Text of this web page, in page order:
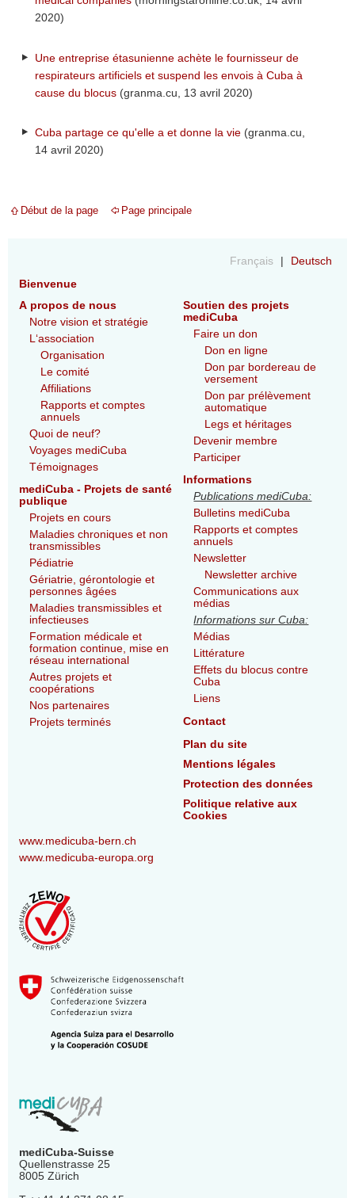
2020)
Une entreprise étasunienne achète le fournisseur de
respirateurs artificiels et suspend les envois à Cuba à
cause du blocus (granma.cu, 13 avril 2020)
Cuba partage ce qu'elle a et donne la vie (granma.cu,
14 avril 2020)
Début de la page Page principale
Français
Deutsch
Bienvenue
A propos de nous
Notre vision et stratégie
L‘association
Organisation
Le comité
Affiliations
Rapports et comptes
annuels
Quoi de neuf?
Voyages mediCuba
Témoignages
mediCuba - Projets de santé
publique
Projets en cours
Maladies chroniques et non
transmissibles
Pédiatrie
Gériatrie, gérontologie et
personnes âgées
Maladies transmissibles et
infectieuses
Formation médicale et
formation continue, mise en
réseau international
Autres projets et
coopérations
Nos partenaires
Projets terminés
Soutien des projets
mediCuba
Faire un don
Don en ligne
Don par bordereau de
versement
Don par prélèvement
automatique
Legs et héritages
Devenir membre
Participer
Informations
Publications mediCuba:
Bulletins mediCuba
Rapports et comptes
annuels
Newsletter
Newsletter archive
Communications aux
médias
Informations sur Cuba:
Médias
Littérature
Effets du blocus contre
Cuba
Liens
Contact
Plan du site
Mentions légales
Protection des données
Politique relative aux
Cookies
www.medicuba-bern.ch
www.medicuba-europa.org
mediCuba-Suisse
Quellenstrasse 25
8005 Zürich